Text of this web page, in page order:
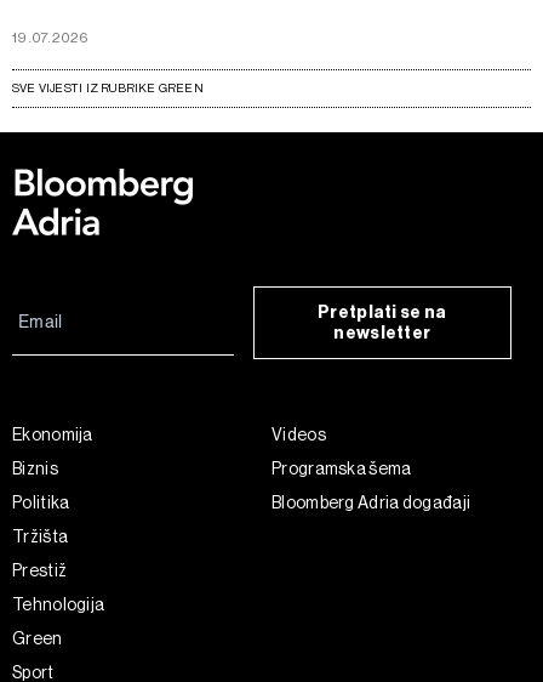
19.07.2026
SVE VIJESTI IZ RUBRIKE GREEN
Pretplati se na
newsletter
Ekonomija
Biznis
Politika
Tržišta
Prestiž
Tehnologija
Green
Sport
Videos
Programska šema
Bloomberg Adria događaji